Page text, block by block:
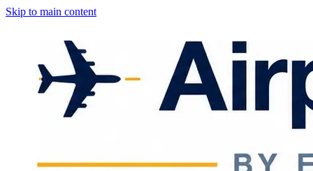
Skip to main content